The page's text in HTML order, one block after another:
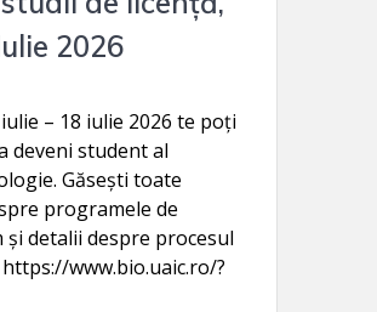
2026
– 18 iulie 2026 te poți
deveni student al
Găsești toate
programele de
și detalii despre procesul
www.bio.uaic.ro/?